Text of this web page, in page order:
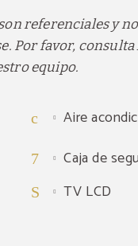
referenciales y
Por favor,
equipo.
Aire
Caja de
TV LCD